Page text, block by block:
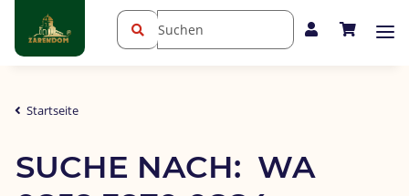
Startseite
SUCHE NACH:  WA